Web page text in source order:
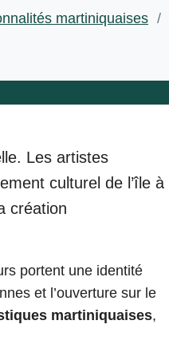
martiniquaises /
Les artistes
culturel de l’île à
création
portent une identité
et l’ouverture sur le
martiniquaises,